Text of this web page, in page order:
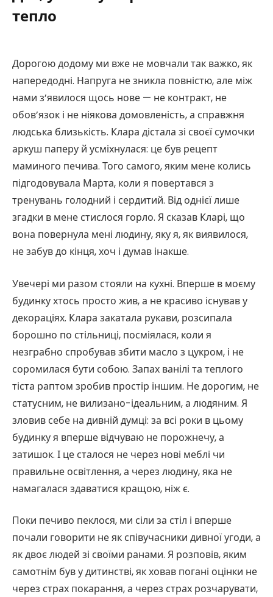
тепло
Дорогою додому ми вже не мовчали так важко, як
напередодні. Напруга не зникла повністю, але між
нами з’явилося щось нове — не контракт, не
обов’язок і не ніякова домовленість, а справжня
людська близькість. Клара дістала зі своєї сумочки
аркуш паперу й усміхнулася: це був рецепт
маминого печива. Того самого, яким мене колись
підгодовувала Марта, коли я повертався з
тренувань голодний і сердитий. Від однієї лише
згадки в мене стислося горло. Я сказав Кларі, що
вона повернула мені людину, яку я, як виявилося,
не забув до кінця, хоч і думав інакше.
Увечері ми разом стояли на кухні. Вперше в моєму
будинку хтось просто жив, а не красиво існував у
декораціях. Клара закатала рукави, розсипала
борошно по стільниці, посміялася, коли я
незграбно спробував збити масло з цукром, і не
соромилася бути собою. Запах ванілі та теплого
тіста раптом зробив простір іншим. Не дорогим, не
статусним, не вилизано-ідеальним, а людяним. Я
зловив себе на дивній думці: за всі роки в цьому
будинку я вперше відчуваю не порожнечу, а
затишок. І це сталося не через нові меблі чи
правильне освітлення, а через людину, яка не
намагалася здаватися кращою, ніж є.
Поки печиво пеклося, ми сіли за стіл і вперше
почали говорити не як співучасники дивної угоди, а
як двоє людей зі своїми ранами. Я розповів, яким
самотнім був у дитинстві, як ховав погані оцінки не
через страх покарання, а через страх розчарувати,